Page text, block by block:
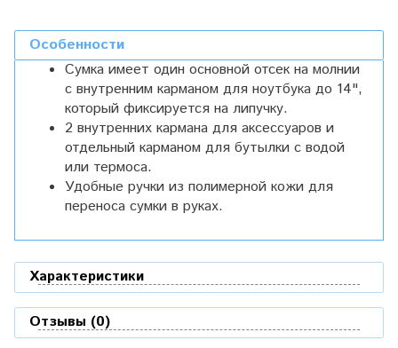
Особенности
Сумка имеет один основной отсек на молнии
с внутренним карманом для ноутбука до 14",
который фиксируется на липучку.
2 внутренних кармана для аксессуаров и
отдельный карманом для бутылки с водой
или термоса.
Удобные ручки из полимерной кожи для
переноса сумки в руках.
Характеристики
Отзывы (0)